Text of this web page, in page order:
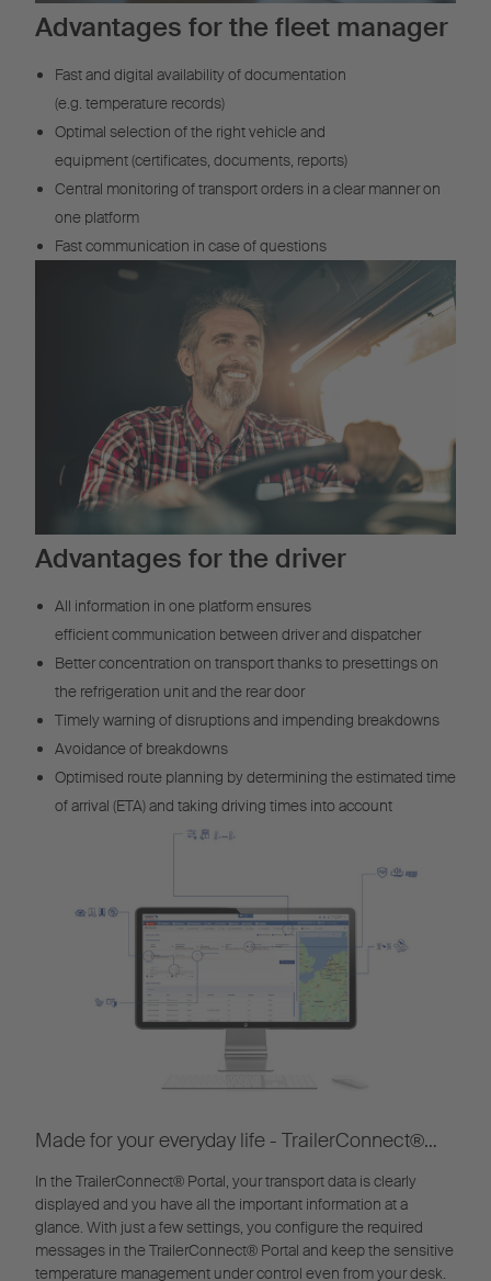
Advantages for the fleet manager
Fast and digital availability of documentation
(e.g. temperature records)
Optimal selection of the right vehicle and
equipment (certificates, documents, reports)
Central monitoring of transport orders in a clear manner on
one platform
Fast communication in case of questions
Advantages for the driver
All information in one platform ensures
efficient communication between driver and dispatcher
Better concentration on transport thanks to presettings on
the refrigeration unit and the rear door
Timely warning of disruptions and impending breakdowns
Avoidance of breakdowns
Optimised route planning by determining the estimated time
of arrival (ETA) and taking driving times into account
Made for your everyday life - TrailerConnect®
In the TrailerConnect® Portal, your transport data is clearly
displayed and you have all the important information at a
glance. With just a few settings, you configure the required
messages in the TrailerConnect® Portal and keep the sensitive
temperature management under control even from your desk.